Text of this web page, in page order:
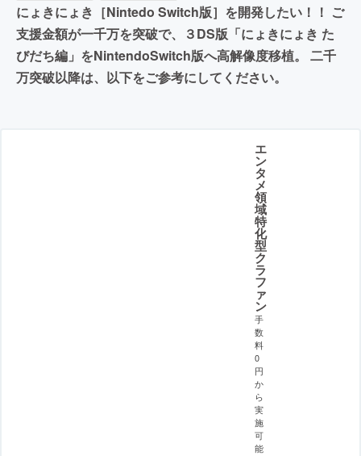
にょきにょき［Nintedo Switch版］を開発したい！！ ご
支援金額が一千万を突破で、３DS版「にょきにょき た
びだち編」をNintendoSwitch版へ高解像度移植。 二千
万突破以降は、以下をご参考にしてください。
エ
ン
タ
メ
領
域
特
化
型
ク
ラ
フ
ァ
ン
手
数
料
0
円
か
ら
実
施
可
能